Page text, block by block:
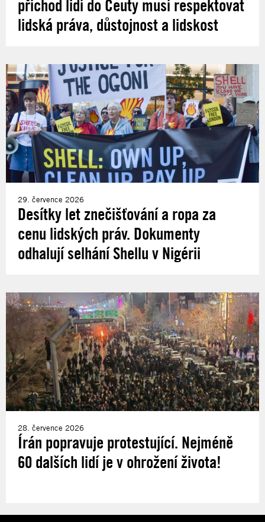
příchod lidí do Ceuty musí respektovat
lidská práva, důstojnost a lidskost
29. července 2026
Desítky let znečišťování a ropa za
cenu lidských práv. Dokumenty
odhalují selhání Shellu v Nigérii
28. července 2026
Írán popravuje protestující. Nejméně
60 dalších lidí je v ohrožení života!